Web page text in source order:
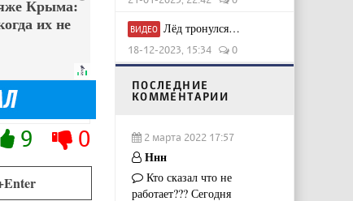
Крыма:
их не
9 0
ВИДЕО Лёд тронулся…
18-12-2023, 15:34 0
ПОСЛЕДНИЕ
КОММЕНТАРИИ
2 марта 2022 17:57
Ннн
Кто сказал что не
работает??? Сегодня